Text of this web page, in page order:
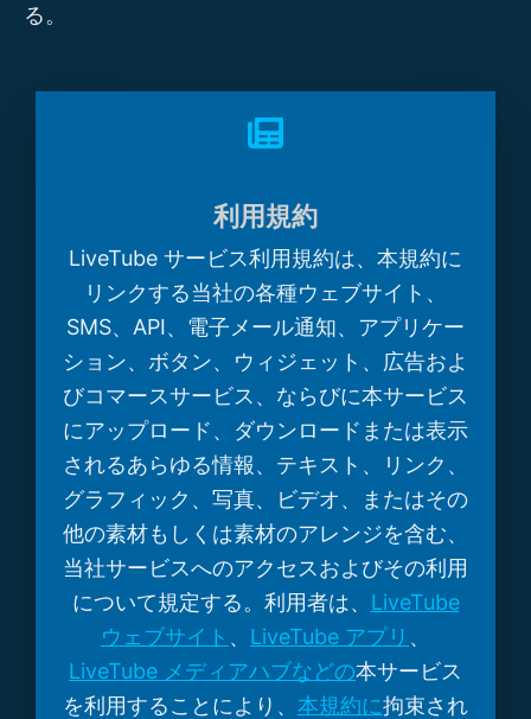
る。
利用規約
LiveTube サービス利用規約は、本規約に
リンクする当社の各種ウェブサイト、
SMS、API、電子メール通知、アプリケー
ション、ボタン、ウィジェット、広告およ
びコマースサービス、ならびに本サービス
にアップロード、ダウンロードまたは表示
されるあらゆる情報、テキスト、リンク、
グラフィック、写真、ビデオ、またはその
他の素材もしくは素材のアレンジを含む、
当社サービスへのアクセスおよびその利用
について規定する。利用者は、 LiveTube
ウェブサイト 、 LiveTube アプリ 、
LiveTube メディアハブなどの本サービス
を利用することにより、 本規約に拘束され